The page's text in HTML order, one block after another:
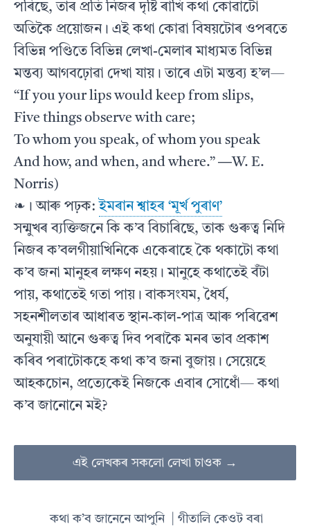
পৰিছে, তাৰ প্ৰতি নিজৰ দৃষ্টি ৰাখি কথা কোৱাটো
অতিকৈ প্ৰয়োজন। এই কথা কোৱা বিষয়টোৰ ওপৰতে
বিভিন্ন পণ্ডিতে বিভিন্ন লেখা-মেলাৰ মাধ্যমত বিভিন্ন
মন্তব্য আগবঢ়োৱা দেখা যায়। তাৰে এটা মন্তব্য হ’ল—
“If you your lips would keep from slips,
Five things observe with care;
To whom you speak, of whom you speak
And how, and when, and where.” ―W. E.
Norris)
❧। আৰু পঢ়ক:ইমৰান শ্বাহৰ ‘মূৰ্খ পুৰাণ’
সন্মুখৰ ব্যক্তিজনে কি ক’ব বিচাৰিছে, তাক গুৰুত্ব নিদি
নিজৰ ক’বলগীয়াখিনিকে একেৰাহে কৈ থকাটো কথা
ক’ব জনা মানুহৰ লক্ষণ নহয়। মানুহে কথাতেই বঁটা
পায়, কথাতেই গতা পায়। বাকসংযম, ধৈৰ্য,
সহনশীলতাৰ আধাৰত স্থান-কাল-পাত্ৰ আৰু পৰিৱেশ
অনুযায়ী আনে গুৰুত্ব দিব পৰাকৈ মনৰ ভাব প্ৰকাশ
কৰিব পৰাটোকহে কথা ক’ব জনা বুজায়। সেয়েহে
আহকচোন, প্ৰত্যেকেই নিজকে এবাৰ সোধোঁ— কথা
ক’ব জানোনে মই?
এই লেখকৰ সকলো লেখা চাওক →
কথা ক’ব জানেনে আপুনি | গীতালি কেওট বৰা